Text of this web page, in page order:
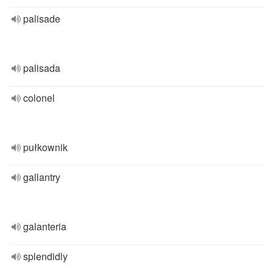
palisade
palisada
colonel
pułkownik
gallantry
galanteria
splendidly